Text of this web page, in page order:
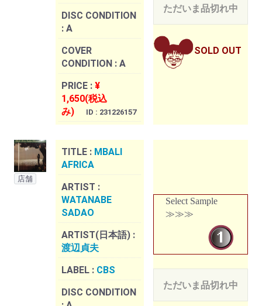
DISC CONDITION
: A
COVER
CONDITION : A
PRICE : ¥
1,650(税込
み)
ID : 231226157
ただいま品切れ中
SOLD OUT
店舗
TITLE : MBALI
AFRICA
ARTIST :
WATANABE
SADAO
ARTIST(日本語) :
渡辺貞夫
LABEL : CBS
DISC CONDITION
Select Sample
≫≫≫
ただいま品切れ中